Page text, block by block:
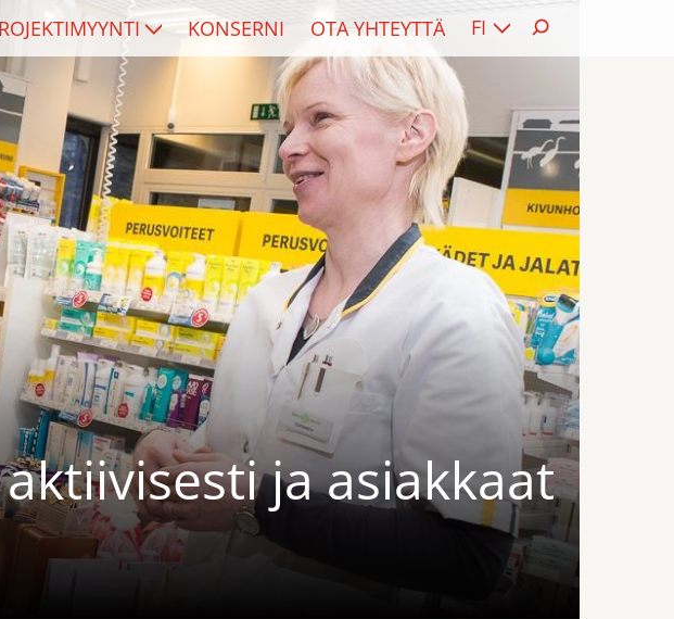
KONSERNI OTA YHTEYTTÄ FI
ja asiakkaat